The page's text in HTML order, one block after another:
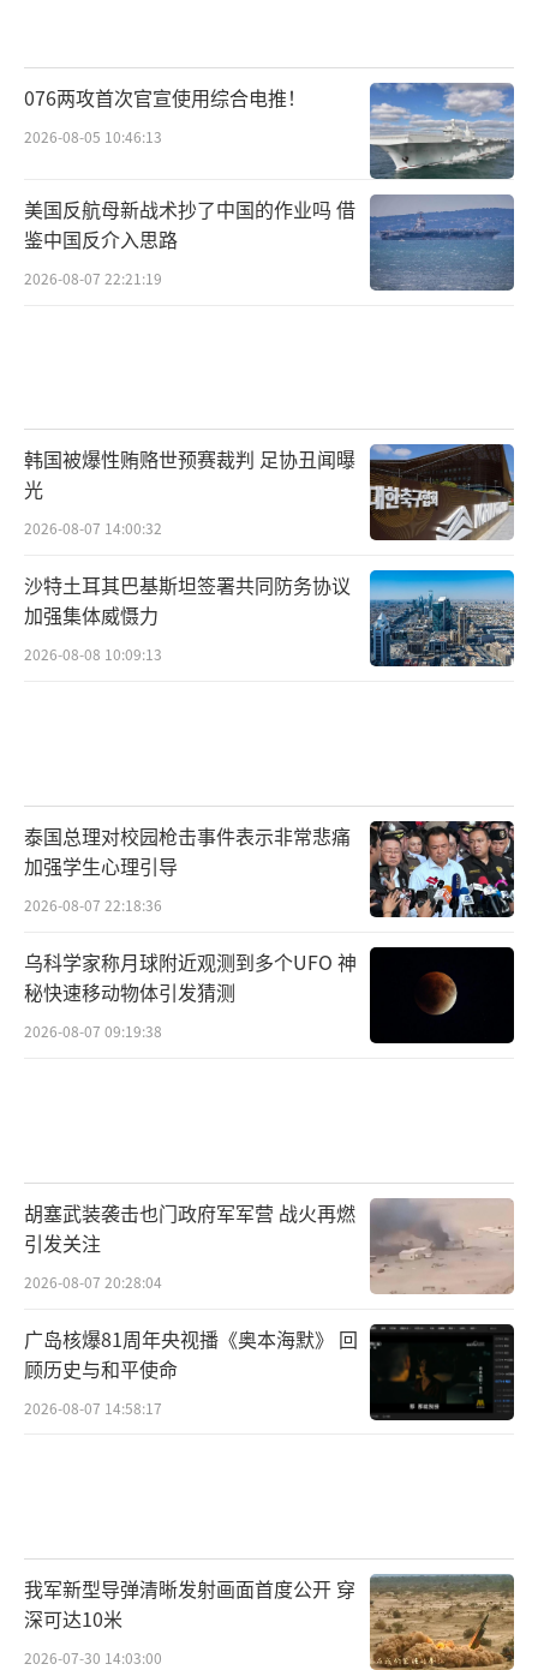
076两攻首次官宣使用综合电推！
2026-08-05 10:46:13
美国反航母新战术抄了中国的作业吗 借
鉴中国反介入思路
2026-08-07 22:21:19
韩国被爆性贿赂世预赛裁判 足协丑闻曝
光
2026-08-07 14:00:32
沙特土耳其巴基斯坦签署共同防务协议
加强集体威慑力
2026-08-08 10:09:13
泰国总理对校园枪击事件表示非常悲痛
加强学生心理引导
2026-08-07 22:18:36
乌科学家称月球附近观测到多个UFO 神
秘快速移动物体引发猜测
2026-08-07 09:19:38
胡塞武装袭击也门政府军军营 战火再燃
引发关注
2026-08-07 20:28:04
广岛核爆81周年央视播《奥本海默》 回
顾历史与和平使命
2026-08-07 14:58:17
我军新型导弹清晰发射画面首度公开 穿
深可达10米
2026-07-30 14:03:00